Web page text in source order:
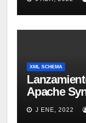
XML SCHEMA
Apache
abierto
web XML
J ENE, 2022